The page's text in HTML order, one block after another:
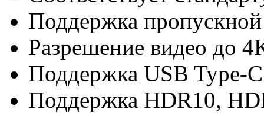
Поддержка
Разрешение видео до
Поддержка USB Type-C
Поддержка HDR10,